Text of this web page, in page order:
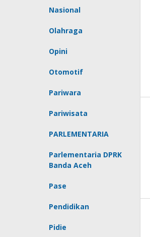
Nasional
Olahraga
Opini
Otomotif
Pariwara
Pariwisata
PARLEMENTARIA
Parlementaria DPRK
Banda Aceh
Pase
Pendidikan
Pidie